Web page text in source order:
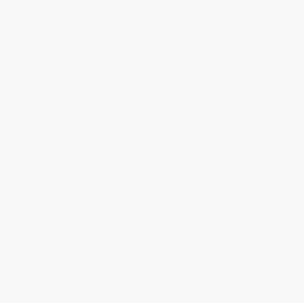
produkčním skleníkem pro
který dodává zeleninu
se v Dolní Lutyni na
15 hektarů. Rajčata ve
kokosovém
pěstební sezony
je využívána dešťová voda,